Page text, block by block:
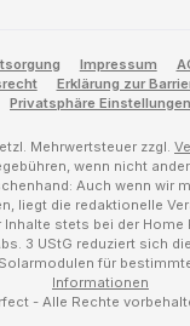
Impressum
Erklärung zur
Privatsphäre Einstellungen
Mehrwertsteuer zzgl.
wenn nicht
Auch wenn wir
liegt die redaktionelle
Inhalte stets bei der Home
3 UStG reduziert sich
für
Informationen
- Alle Rechte